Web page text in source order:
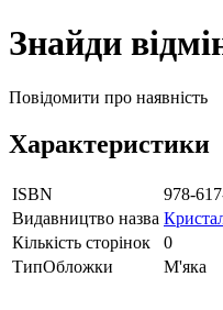
Знайди
Повідомити про наявність
Характеристики
ISBN
978-
Видавництво назва
Кількість сторінок
0
ТипОбложки
М'яка